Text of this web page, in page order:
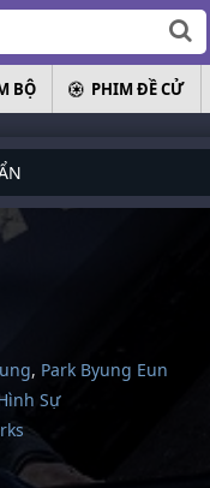
BỘ PHIM ĐỀ CỬ
, Park Byung Eun
Sự